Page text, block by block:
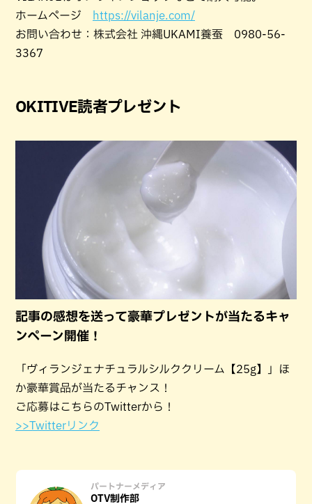
ホームページ
https://vilanje.com/
お問い合わせ：株式会社 沖縄UKAMI養蚕 0980-56-
3367
OKITIVE読者プレゼント
記事の感想を送って豪華プレゼントが当たるキャ
ンペーン開催！
「ヴィランジェナチュラルシルククリーム【25g】」ほ
か豪華賞品が当たるチャンス！
ご応募はこちらのTwitterから！
>>Twitterリンク
パートナーメディア
OTV制作部